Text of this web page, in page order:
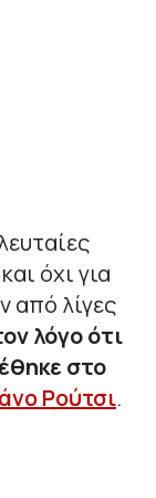
και όχι για
από λίγες
λόγο ότι
στο
Ρούτσι.